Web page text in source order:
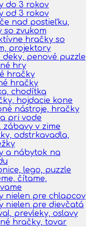
do 3 rokov
od 3 rokov
nad postieľku,
so zvukom
hračky so
projektory
deky, penové puzzle
hry
hračky
hračky
chodítka
hojdacie kone
nástroje, hračky
pri vode
zábavy v zime
odstrkavadla,
a nábytok na
lego, puzzle
čítame,
nielen pre chlapcov
nielen pre dievčatá
prevleky, oslavy
hračky, tovar